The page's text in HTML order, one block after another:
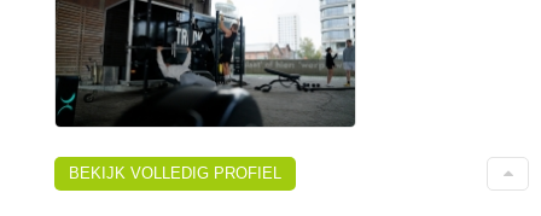
BEKIJK VOLLEDIG PROFIEL